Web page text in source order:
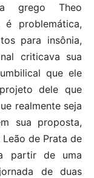
grego Theo
problemática,
para insônia,
criticava sua
que ele
dele que
realmente seja
sua proposta,
Leão de Prata de
partir de uma
de duas